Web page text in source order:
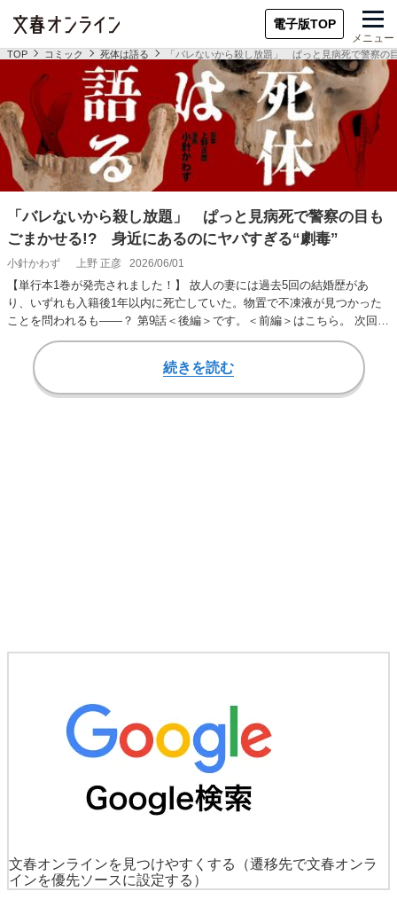
電子版TOP
メニュー
TOP コミック 死体は語る 「バレないから殺し放題」 ぱっと見病死で警察
「バレないから殺し放題」 ぱっと見病死で警察の目も
ごまかせる!? 身近にあるのにヤバすぎる“劇毒”
小針かわず 上野 正彦 2026/06/01
【単行本1巻が発売されました！】 故人の妻には過去5回の結婚歴があ
り、いずれも入籍後1年以内に死亡していた。物置で不凍液が見つかった
ことを問われるも――？ 第9話＜後編＞です。＜前編＞はこちら。 次回は
8月更新予定で…
続きを読む
文春オンラインを見つけやすくする
（遷移先で文春オンラ
インを優先ソースに設定する）